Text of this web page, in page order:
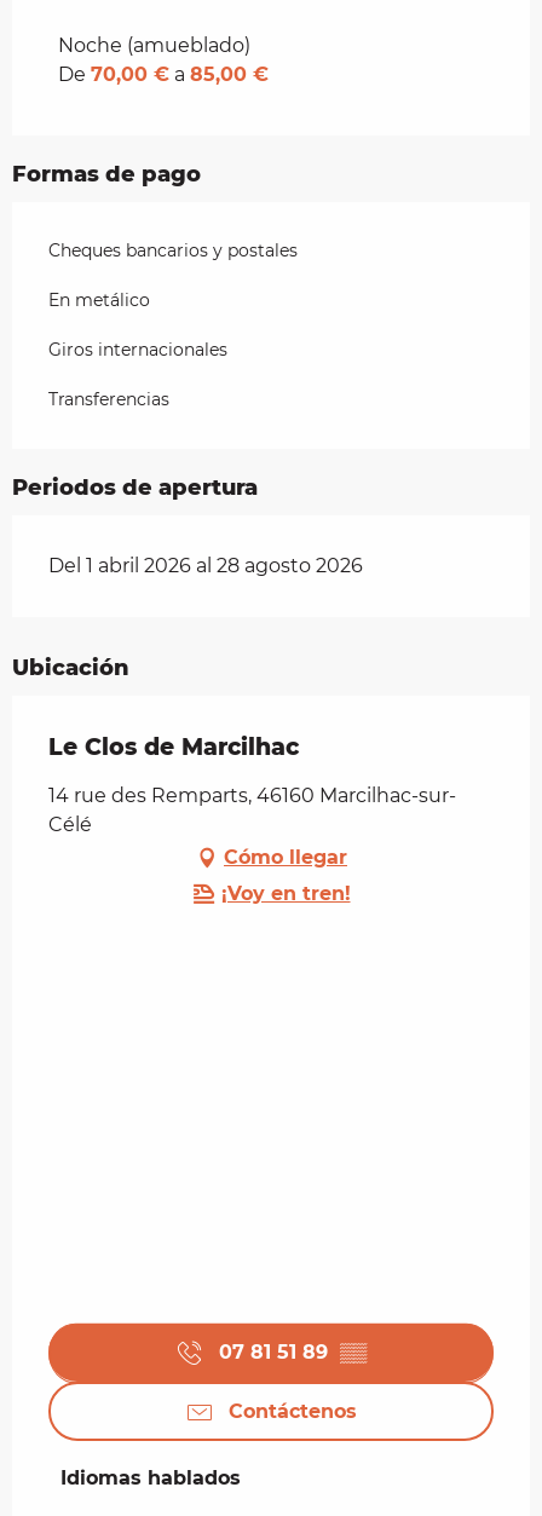
Noche (amueblado)
De 70,00 € a 85,00 €
Formas de pago
Cheques bancarios y postales
En metálico
Giros internacionales
Transferencias
Periodos de apertura
Del 1 abril 2026 al 28 agosto 2026
Ubicación
Le Clos de Marcilhac
14 rue des Remparts, 46160 Marcilhac-sur-
Célé
Cómo llegar
¡Voy en tren!
07 81 51 89 ▒▒
Contáctenos
Idiomas hablados
Idiomas hablados